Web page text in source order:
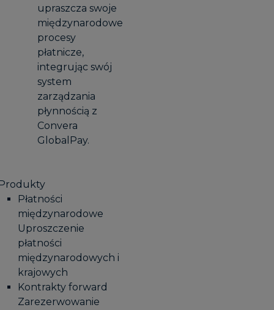
upraszcza swoje
międzynarodowe
procesy
płatnicze,
integrując swój
system
zarządzania
płynnością z
Convera
GlobalPay.
Płatności
międzynarodowe
Uproszczenie
płatności
międzynarodowych i
krajowych
Kontrakty forward
Zarezerwowanie